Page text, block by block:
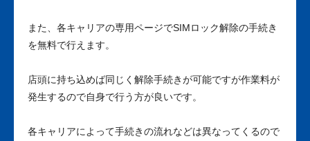
また、各キャリアの専用ページでSIMロック解除の手続き
を無料で行えます。
店頭に持ち込めば同じく解除手続きが可能ですが作業料が
発生するので自身で行う方が良いです。
各キャリアによって手続きの流れなどは異なってくるので